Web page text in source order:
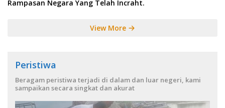
Rampasan Negara Yang Telah Incraht.
View More
Peristiwa
Beragam peristiwa terjadi di dalam dan luar negeri, kami
sampaikan secara singkat dan akurat